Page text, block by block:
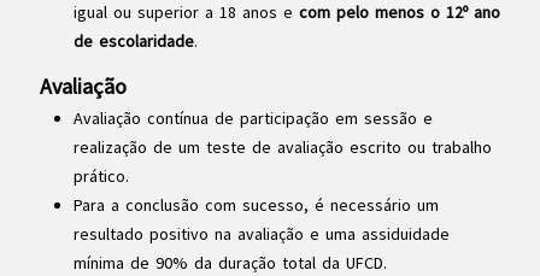
igual ou superior a 18 anos e com pelo menos o 12º ano
de escolaridade.
Avaliação
Avaliação contínua de participação em sessão e
realização de um teste de avaliação escrito ou trabalho
prático.
Para a conclusão com sucesso, é necessário um
resultado positivo na avaliação e uma assiduidade
mínima de 90% da duração total da UFCD.